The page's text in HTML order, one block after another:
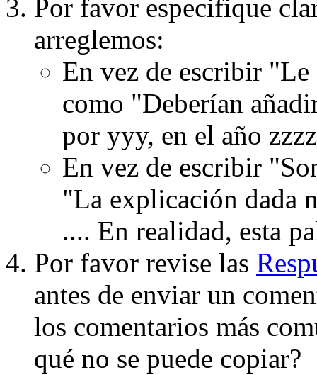
Por favor especifique
arreglemos:
En vez de escribir
como "Deberían
por yyy, en el año
En vez de escribir
"La explicación dada
.... En realidad, esta
Por favor revise las
antes de enviar un
los comentarios más
qué no se puede copiar?